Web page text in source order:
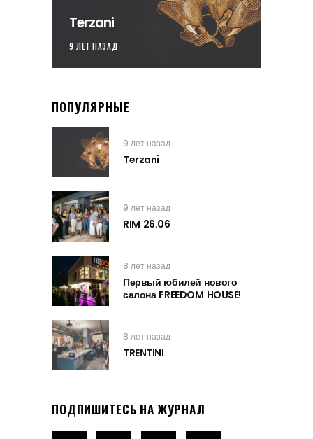
Terzani
9 ЛЕТ НАЗАД
ПОПУЛЯРНЫЕ
9 лет назад
Terzani
9 лет назад
RIM 26.06
8 лет назад
Первый юбилей нового
салона FREEDOM HOUSE!
8 лет назад
TRENTINI
ПОДПИШИТЕСЬ НА ЖУРНАЛ